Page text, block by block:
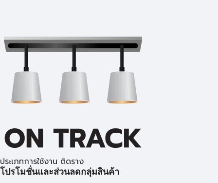
ประเภทการใช้งาน ติดราง
โปรโมชั่นและส่วนลดกลุ่มสินค้า